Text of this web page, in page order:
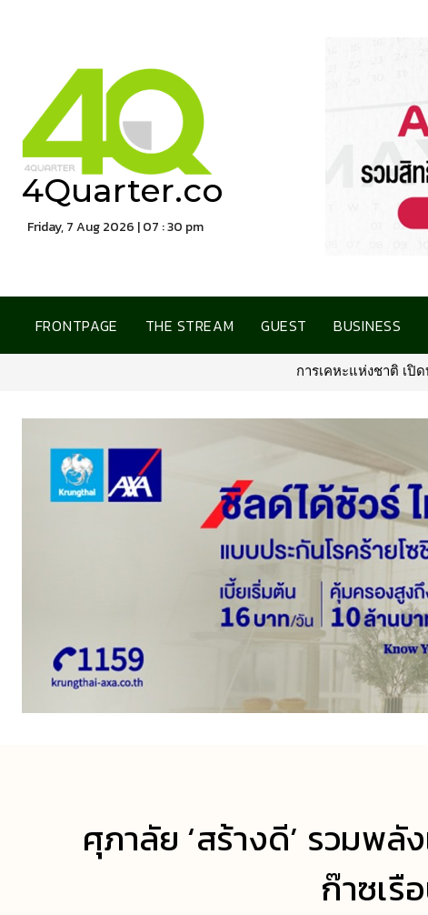
4Quarter.co
Friday, 7 Aug 2026 | 07 : 30 pm
FRONTPAGE THE STREAM GUEST BUSINESS
ชาติ เปิดบ้านต้อนรับสื่อมวลชน ชูโครงการที่อยู่อาศัยชลบุรี เชื่อมโอกา
ศุภาลัย ‘สร้างดี’ รวมพ
ก๊าซเรื